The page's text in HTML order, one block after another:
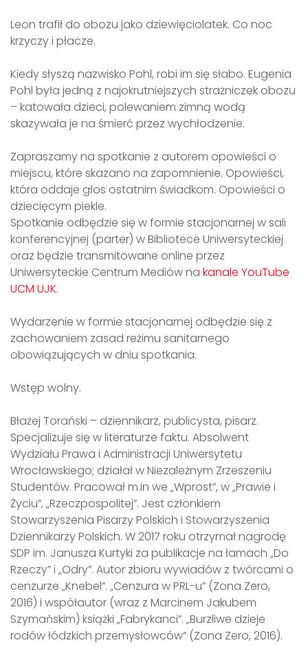
Leon trafił do obozu jako dziewięciolatek. Co noc
krzyczy i płacze.
Kiedy słyszą nazwisko Pohl, robi im się słabo. Eugenia
Pohl była jedną z najokrutniejszych strażniczek obozu
– katowała dzieci, polewaniem zimną wodą
skazywała je na śmierć przez wychłodzenie.
Zapraszamy na spotkanie z autorem opowieści o
miejscu, które skazano na zapomnienie. Opowieści,
która oddaje głos ostatnim świadkom. Opowieści o
dziecięcym piekle.
Spotkanie odbędzie się w formie stacjonarnej w sali
konferencyjnej (parter) w Bibliotece Uniwersyteckiej
oraz będzie transmitowane online przez
Uniwersyteckie Centrum Mediów na kanale YouTube
UCM UJK.
Wydarzenie w formie stacjonarnej odbędzie się z
zachowaniem zasad reżimu sanitarnego
obowiązujących w dniu spotkania.
Wstęp wolny.
Błażej Torański – dziennikarz, publicysta, pisarz.
Specjalizuje się w literaturze faktu. Absolwent
Wydziału Prawa i Administracji Uniwersytetu
Wrocławskiego; działał w Niezależnym Zrzeszeniu
Studentów. Pracował m.in we „Wprost”, w „Prawie i
Życiu”, „Rzeczpospolitej”. Jest członkiem
Stowarzyszenia Pisarzy Polskich i Stowarzyszenia
Dziennikarzy Polskich. W 2017 roku otrzymał nagrodę
SDP im. Janusza Kurtyki za publikacje na łamach „Do
Rzeczy” i „Odry”. Autor zbioru wywiadów z twórcami o
cenzurze „Knebel”. „Cenzura w PRL-u” (Zona Zero,
2016) i współautor (wraz z Marcinem Jakubem
Szymańskim) książki „Fabrykanci”. „Burzliwe dzieje
rodów łódzkich przemysłowców” (Zona Zero, 2016).